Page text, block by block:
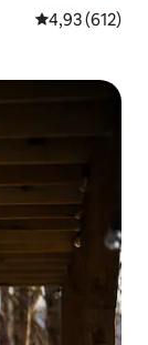
4,93 de uma
4,93 (612)